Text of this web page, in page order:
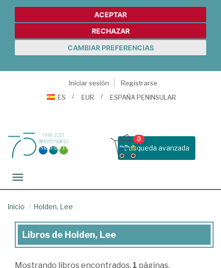
ACEPTAR
RECHAZAR
CAMBIAR PREFERENCIAS
Iniciar sesión
Registrarse
ES
EUR ESPAÑA PENINSULAR
Busqueda avanzada
0
Toggle navigation
Inicio Holden, Lee
Libros
Libros de Holden, Lee
Mostrando libros encontrados. 1 páginas.